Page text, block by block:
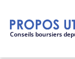
Conseils boursiers